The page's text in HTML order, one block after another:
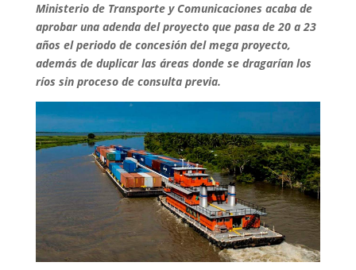
Ministerio de Transporte y Comunicaciones acaba de
aprobar una adenda del proyecto que pasa de 20 a 23
años el periodo de concesión del mega proyecto,
además de duplicar las áreas donde se dragarían los
ríos sin proceso de consulta previa.